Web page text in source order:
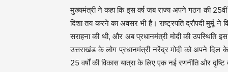
मुख्यमंत्री ने कहा कि इस वर्ष जब राज्य अपने गठन की
दिशा तय करने का अवसर भी है। राष्ट्रपति द्रौपदी मुर्मू
सराहना की थी, और अब प्रधानमंत्री मोदी की उपस्थिति
उत्तराखंड के लोग प्रधानमंत्री नरेंद्र मोदी को अपने
25 वर्षों की विकास यात्रा के लिए एक नई रणनीति और दृष्टि